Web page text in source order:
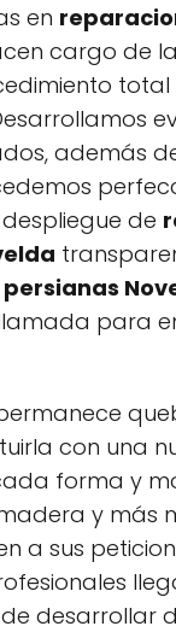
en
cargo de
total
además
de
para
con una
forma y
y más
a sus
desarrollar